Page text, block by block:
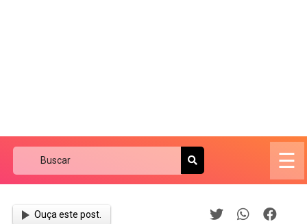
☰
Ouça este post.